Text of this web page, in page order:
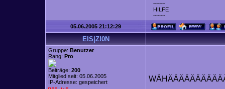
~~~~
HILFE
~~~~
05.06.2005 21:12:29
EIS|Z!0N
Gruppe: Benutzer
Rang: Pro
Beiträge: 200
Mitglied seit: 05.06.2005
IP-Adresse: gespeichert